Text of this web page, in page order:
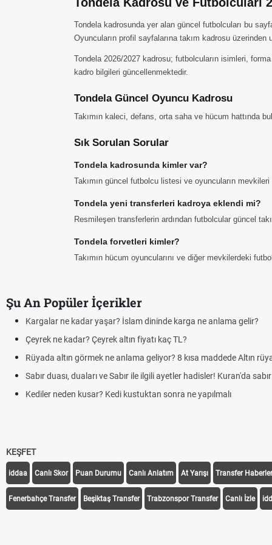
Tondela Kadrosu ve Futbolcuları
Tondela kadrosunda yer alan güncel futbolcuları bu
Oyuncuların profil sayfalarına takım kadrosu üzerinden
Tondela 2026/2027 kadrosu; futbolcuların isimleri,
kadro bilgileri güncellenmektedir.
Tondela Güncel Oyuncu Kadrosu
Takımın kaleci, defans, orta saha ve hücum hattında
Sık Sorulan Sorular
Tondela kadrosunda kimler var?
Takımın güncel futbolcu listesi ve oyuncuların
Tondela yeni transferleri kadroya eklendi mi?
Resmileşen transferlerin ardından futbolcular güncel
Tondela forvetleri kimler?
Takımın hücum oyuncularını ve diğer mevkilerdeki
Şu An Popüler İçerikler
ne anlama gelir?
maddede Altın rüya tabiri
Kuran'da sabır nasıl anlatılır?
yapılmalı
KEŞFET
iddaa Canlı Skor Puan Durumu Canlı Anlatım At Yarışı Transfer
Fenerbahçe Transfer Beşiktaş Transfer Trabzonspor Transfer Canlı İzle